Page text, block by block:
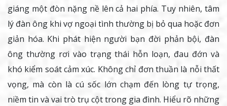
giáng một đòn nặng nề lên cả hai phía. Tuy nhiên, tâm
lý đàn ông khi vợ ngoại tình thường bị bỏ qua hoặc đơn
giản hóa. Khi phát hiện người bạn đời phản bội, đàn
ông thường rơi vào trạng thái hỗn loạn, đau đớn và
khó kiểm soát cảm xúc. Không chỉ đơn thuần là nỗi thất
vọng, mà còn là cú sốc lớn chạm đến lòng tự trọng,
niềm tin và vai trò trụ cột trong gia đình. Hiểu rõ những